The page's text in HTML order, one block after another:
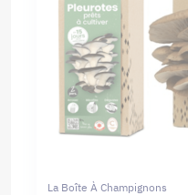
La Boîte À Champignons